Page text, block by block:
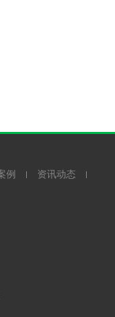
例 资讯动态